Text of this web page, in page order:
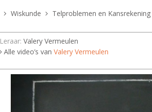
Wiskunde Telproblemen en Kansrekening
Leraar: Valery Vermeulen
Alle video’s van Valery Vermeulen